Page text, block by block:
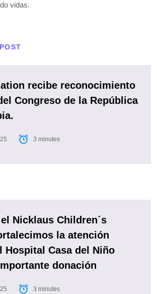
vidas.
recibe reconocimiento
Congreso de la República
3 minutes
Nicklaus Children´s
la atención
Hospital Casa del Niño
donación
3 minutes